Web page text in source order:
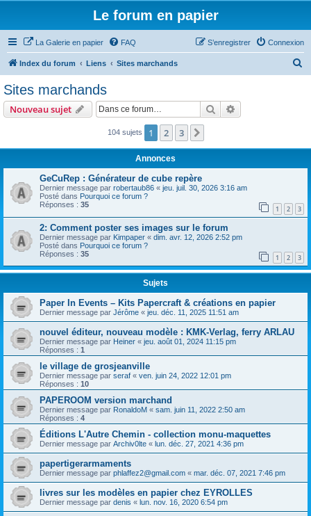
Le forum en papier
La Galerie en papier FAQ Connexion
S’enregistrer
Index du forum Liens Sites marchands
r
Sites marchands
Nouveau sujet Rechercher
104 sujets 1 2 3
Annonces
GeCuRep : Générateur de cube repère
Dernier message par robertaub86 « jeu. juil. 30, 2026 3:16 am
Posté dans Pourquoi ce forum ?
Réponses : 35 1 2 3
2: Comment poster ses images sur le forum
Dernier message par Kimpaper « dim. avr. 12, 2026 2:52 pm
Posté dans Pourquoi ce forum ?
Réponses : 35 1 2 3
Sujets
Paper In Events – Kits Papercraft & créations en papier
Dernier message par Jérôme « jeu. déc. 11, 2025 11:51 am
nouvel éditeur, nouveau modèle : KMK-Verlag, ferry ARLAU
Dernier message par Heiner « jeu. août 01, 2024 11:15 pm
Réponses : 1
le village de grosjeanville
Dernier message par seraf « ven. juin 24, 2022 12:01 pm
Réponses : 10
PAPEROOM version marchand
Dernier message par RonaldoM « sam. juin 11, 2022 2:50 am
Réponses : 4
Éditions L'Autre Chemin - collection monu-maquettes
Dernier message par Archiv0lte « lun. déc. 27, 2021 4:36 pm
papertigerarmaments
Dernier message par phlaffez2@gmail.com « mar. déc. 07, 2021 7:46 pm
livres sur les modèles en papier chez EYROLLES
Dernier message par denis « lun. nov. 16, 2020 6:54 pm